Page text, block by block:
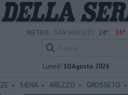
METEO: 24° 35°
Lunedì 10 Agosto 2026
SIENA AREZZO GROSSETO